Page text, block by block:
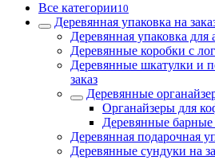
Все категории10
Деревянная упаковка на
Деревянная упаковка для
Деревянные коробки с
Деревянные шкатулки и
заказ
Деревянные
Органайзеры для
Деревянные барные
Деревянная подарочная
Деревянные сундуки на